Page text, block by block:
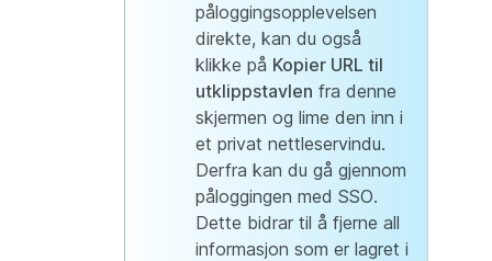
påloggingsopplevelsen
direkte, kan du også
klikke på Kopier URL til
utklippstavlen fra denne
skjermen og lime den inn i
et privat nettleservindu.
Derfra kan du gå gjennom
påloggingen med SSO.
Dette bidrar til å fjerne all
informasjon som er lagret i